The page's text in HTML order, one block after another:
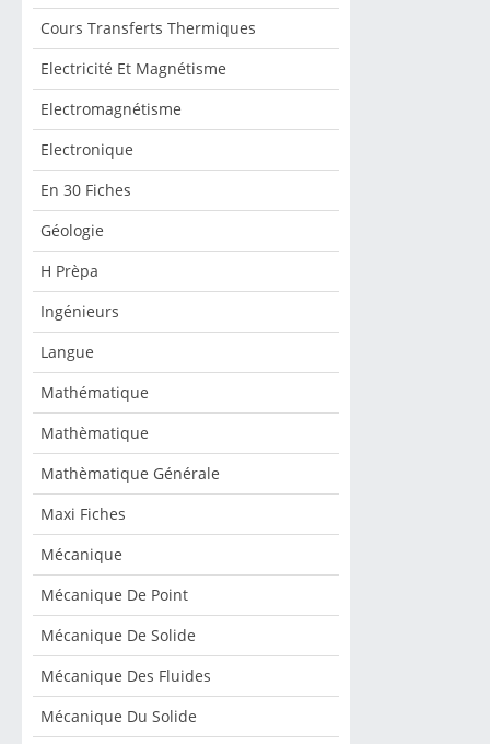
Cours Transferts Thermiques
Electricité Et Magnétisme
Electromagnétisme
Electronique
En 30 Fiches
Géologie
H Prèpa
Ingénieurs
Langue
Mathématique
Mathèmatique
Mathèmatique Générale
Maxi Fiches
Mécanique
Mécanique De Point
Mécanique De Solide
Mécanique Des Fluides
Mécanique Du Solide